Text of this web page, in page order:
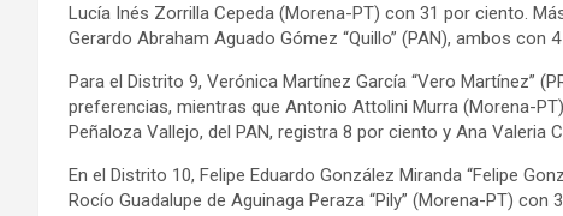
Lucía Inés Zorrilla Cepeda (Morena-PT) con 31 por ciento.
Gerardo Abraham Aguado Gómez “Quillo” (PAN), ambos con
Para el Distrito 9, Verónica Martínez García “Vero Martínez”
preferencias, mientras que Antonio Attolini Murra (Morena-
Peñaloza Vallejo, del PAN, registra 8 por ciento y Ana Valeria
En el Distrito 10, Felipe Eduardo González Miranda “Felipe
Rocío Guadalupe de Aguinaga Peraza “Pily” (Morena-PT)